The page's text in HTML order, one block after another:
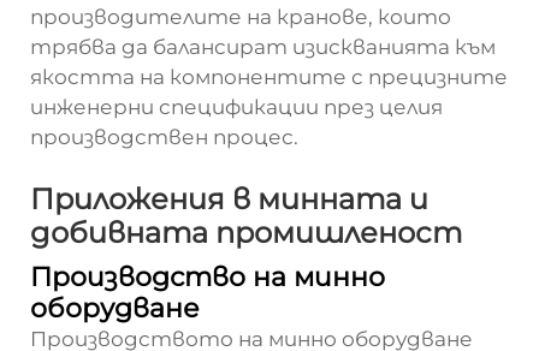
производителите на кранове, които
трябва да балансират изискванията към
якостта на компонентите с прецизните
инженерни спецификации през целия
производствен процес.
Приложения в минната и
добивната промишленост
Производство на минно
оборудване
Производството на минно оборудване